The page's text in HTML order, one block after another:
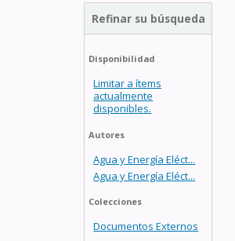
Refinar su búsqueda
Disponibilidad
Limitar a ítems
actualmente
disponibles.
Autores
Agua y Energía Eléct...
Agua y Energía Eléct...
Colecciones
Documentos Externos